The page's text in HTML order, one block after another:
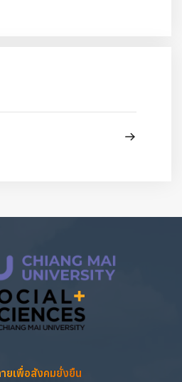
ยเพื่อสังคมยั่งยืน